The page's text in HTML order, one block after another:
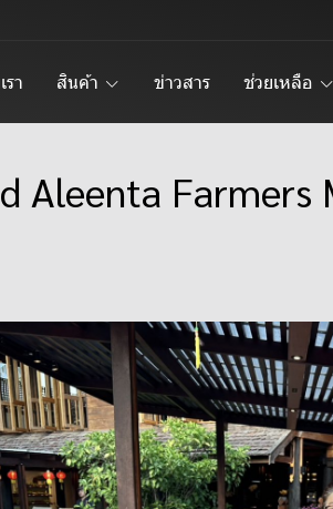
รา สินค้า ข่าวสาร ช่วยเหลือ
Aleenta Farmers